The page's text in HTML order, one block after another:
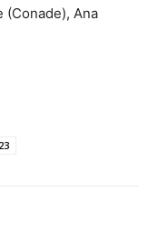
(Conade), Ana